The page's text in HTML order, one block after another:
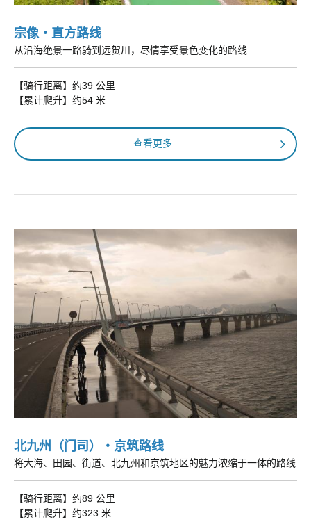
宗像・直方路线
从沿海绝景一路骑到远贺川，尽情享受景色变化的路线
【骑行距离】约39 公里
【累计爬升】约54 米
查看更多
北九州（门司）・京筑路线
将大海、田园、街道、北九州和京筑地区的魅力浓缩于一体的路线
【骑行距离】约89 公里
【累计爬升】约323 米